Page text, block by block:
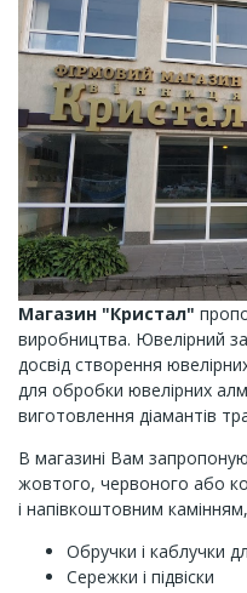
Магазин "Кристал"
виробництва. Ювелірний
досвід створення
для обробки ювелірних
виготовлення діамантів
В магазині Вам
жовтого, червоного або
і напівкоштовним
Обручки і каблучки
Сережки і підвіски